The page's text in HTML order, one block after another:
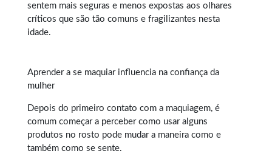
sentem mais seguras e menos expostas aos olhares
críticos que são tão comuns e fragilizantes nesta
idade.
Aprender a se maquiar influencia na confiança da
mulher
Depois do primeiro contato com a maquiagem, é
comum começar a perceber como usar alguns
produtos no rosto pode mudar a maneira como e
também como se sente.